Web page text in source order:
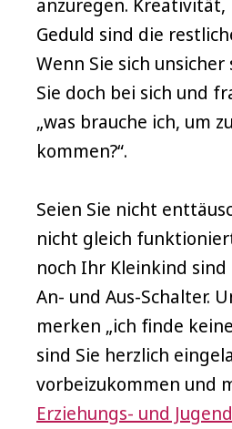
anzuregen.
Geduld sind die
Wenn Sie sich
Sie doch bei sich und
„was brauche ich, um
kommen?“.
Seien Sie nicht
nicht gleich
noch Ihr Kleinkind
An- und Aus-Schalter.
merken „ich finde
sind Sie herzlich
vorbeizukommen und
Erziehungs- und